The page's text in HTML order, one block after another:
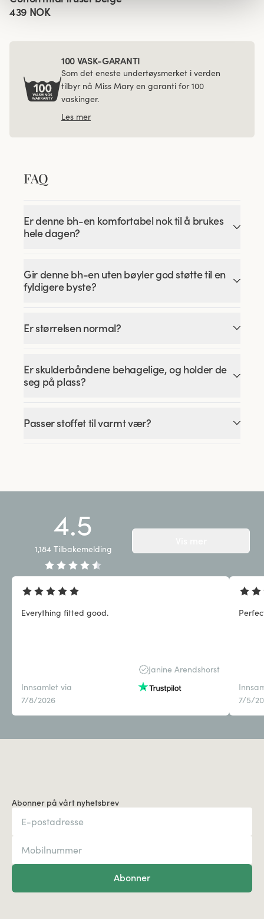
439 NOK
100 VASK-GARANTI
Som det eneste undertøysmerket i verden
tilbyr nå Miss Mary en garanti for 100
vaskinger.
Les mer
FAQ
Er denne bh-en komfortabel nok til å brukes
hele dagen?
Gir denne bh-en uten bøyler god støtte til en
fyldigere byste?
Er størrelsen normal?
Er skulderbåndene behagelige, og holder de
seg på plass?
Passer stoffet til varmt vær?
4.5
1,184 Tilbakemelding
Everything fitted good.
Janine Arendshorst
Innsamlet via
7/8/2026
7/5/
Abonner på vårt nyhetsbrev
Abonner